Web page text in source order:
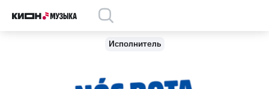
Исполнитель